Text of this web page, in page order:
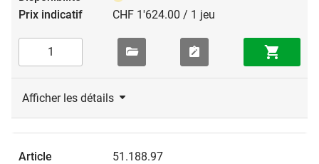
CHF 1'624.00 / 1 jeu
Afficher les détails
51.188.97